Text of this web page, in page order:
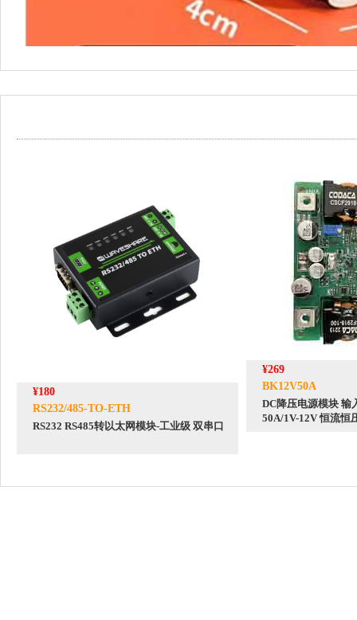
¥180
RS232/485-TO-ETH
RS232 RS485转以太网模块-工业级 双串口
¥269
BK12V50A
DC降压电源模块 输
50A/1V-12V 恒流恒